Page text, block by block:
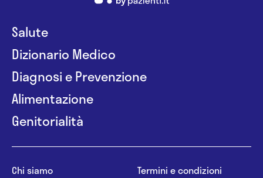
Salute
Dizionario Medico
Diagnosi e Prevenzione
Alimentazione
Genitorialità
Chi siamo
Termini e condizioni